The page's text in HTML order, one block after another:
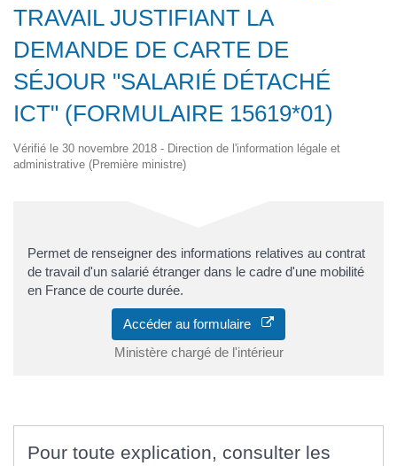
TRAVAIL JUSTIFIANT LA
DEMANDE DE CARTE DE
SÉJOUR "SALARIÉ DÉTACHÉ
ICT" (FORMULAIRE 15619*01)
Vérifié le 30 novembre 2018 - Direction de l'information légale et
administrative (Première ministre)
Permet de renseigner des informations relatives au contrat
de travail d'un salarié étranger dans le cadre d'une mobilité
en France de courte durée.
Accéder au formulaire
Ministère chargé de l'intérieur
Pour toute explication, consulter les